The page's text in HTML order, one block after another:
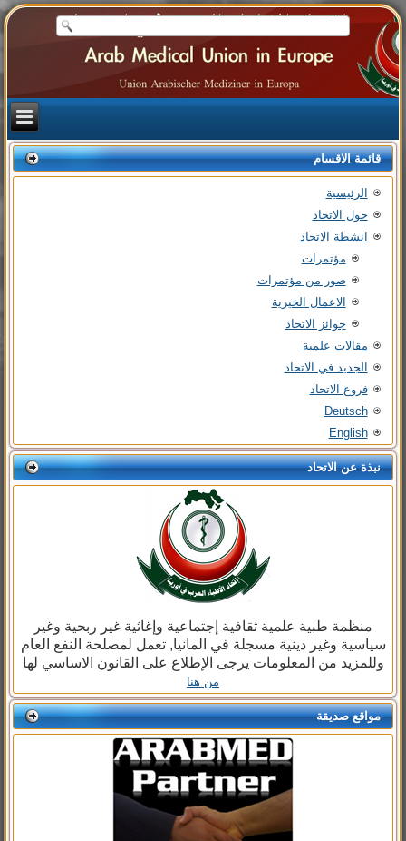
قائمة الاقسام
الرئيسية
حول الاتحاد
انشطة الاتحاد
مؤتمرات
صور من مؤتمرات
الاعمال الخيرية
جوائز الاتحاد
مقالات علمية
الجديد في الاتحاد
فروع الاتحاد
Deutsch
English
نبذة عن الاتحاد
منظمة طبية علمية ثقافية إجتماعية وإغاثية غير ربحية وغير
سياسية وغير دينية مسجلة في المانيا, تعمل لمصلحة النفع العام
وللمزيد من المعلومات يرجى الإطلاع على القانون الاساسي لها
من هنا
مواقع صديقة